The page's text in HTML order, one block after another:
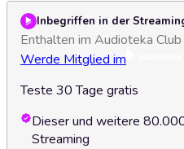
Inbegriffen in der
Enthalten im Audioteka
Werde Mitglied im
Teste 30 Tage gratis
Dieser und weitere
Streaming